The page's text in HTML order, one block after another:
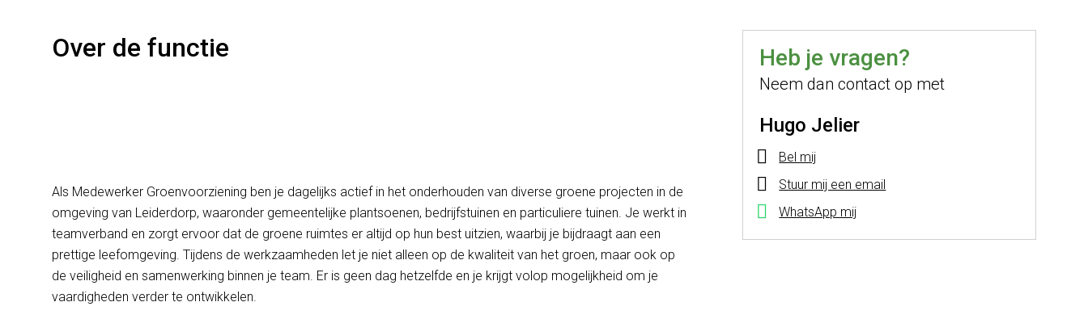
Over de functie
Als Medewerker Groenvoorziening ben je dagelijks actief in het onderhouden van diverse groene projecten in de
omgeving van Leiderdorp, waaronder gemeentelijke plantsoenen, bedrijfstuinen en particuliere tuinen. Je werkt in
teamverband en zorgt ervoor dat de groene ruimtes er altijd op hun best uitzien, waarbij je bijdraagt aan een
prettige leefomgeving. Tijdens de werkzaamheden let je niet alleen op de kwaliteit van het groen, maar ook op
de veiligheid en samenwerking binnen je team. Er is geen dag hetzelfde en je krijgt volop mogelijkheid om je
vaardigheden verder te ontwikkelen.
Heb je vragen?
Neem dan contact op met
Hugo Jelier
Bel mij
Stuur mij een email
WhatsApp mij